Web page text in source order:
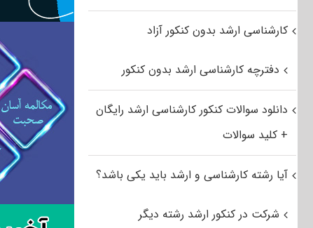
کارشناسی ارشد بدون کنکور آزاد
دفترچه کارشناسی ارشد بدون کنکور
دانلود سوالات کنکور کارشناسی ارشد رایگان
+ کلید سوالات
آیا رشته کارشناسی و ارشد باید یکی باشد؟
شرکت در کنکور ارشد رشته دیگر